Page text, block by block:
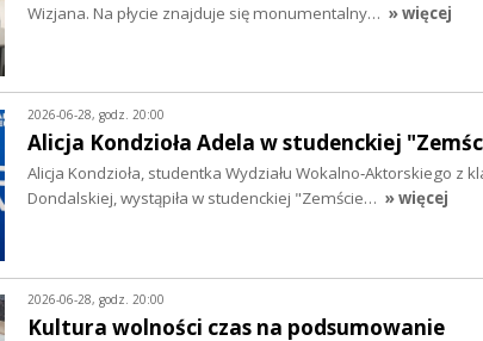
Wizjana. Na płycie znajduje się monumentalny… » więcej
2026-06-28, godz. 20:00
Alicja Kondzioła Adela w studenckiej
Alicja Kondzioła, studentka Wydziału Wokalno‑Aktorskiego z
Dondalskiej, wystąpiła w studenckiej "Zemście… » więcej
2026-06-28, godz. 20:00
Kultura wolności czas na podsumowanie